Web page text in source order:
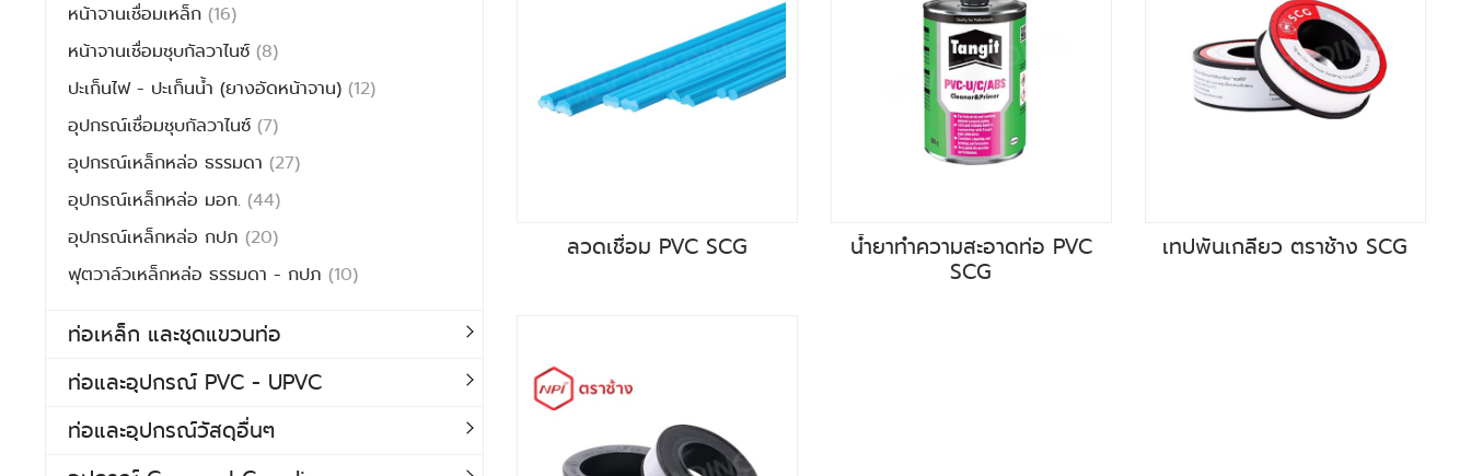
หน้าจานเชื่อมเหล็ก(16)
หน้าจานเชื่อมชุบกัลวาไนซ์(8)
ปะเก็นไฟ - ปะเก็นน้ำ (ยางอัดหน้าจาน)(12)
อุปกรณ์เชื่อมชุบกัลวาไนซ์(7)
อุปกรณ์เหล็กหล่อ ธรรมดา(27)
อุปกรณ์เหล็กหล่อ มอก.(44)
อุปกรณ์เหล็กหล่อ กปภ(20)
ฟุตวาล์วเหล็กหล่อ ธรรมดา - กปภ(10)
ท่อเหล็ก และชุดแขวนท่อ
ท่อและอุปกรณ์ PVC - UPVC
ท่อและอุปกรณ์วัสดุอื่นๆ
ลวดเชื่อม PVC SCG
น้ำยาทำความสะอาดท่อ PVC
SCG
เทปพันเกลียว ตราช้าง SCG